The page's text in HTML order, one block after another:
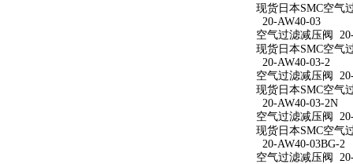
现货日本SMC空气
20-AW40-03
空气过滤减压阀
现货日本SMC空气
20-AW40-03-2
空气过滤减压阀
现货日本SMC空气
20-AW40-03-2N
空气过滤减压阀
现货日本SMC空气
20-AW40-03BG-2
空气过滤减压阀